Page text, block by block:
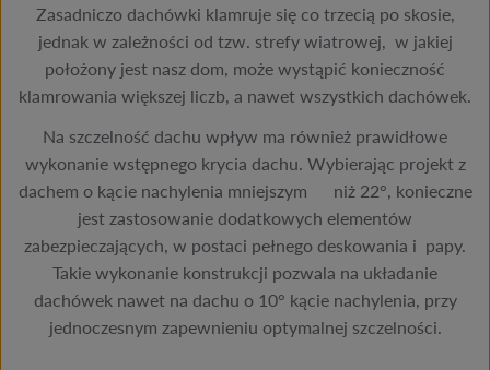
Zasadniczo dachówki klamruje się co trzecią po skosie,
jednak w zależności od tzw. strefy wiatrowej, w jakiej
położony jest nasz dom, może wystąpić konieczność
klamrowania większej liczb, a nawet wszystkich dachówek.
Na szczelność dachu wpływ ma również prawidłowe
wykonanie wstępnego krycia dachu. Wybierając projekt z
dachem o kącie nachylenia mniejszym niż 22°, konieczne
jest zastosowanie dodatkowych elementów
zabezpieczających, w postaci pełnego deskowania i papy.
Takie wykonanie konstrukcji pozwala na układanie
dachówek nawet na dachu o 10° kącie nachylenia, przy
jednoczesnym zapewnieniu optymalnej szczelności.